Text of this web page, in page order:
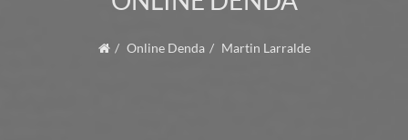
Online Denda Martin Larralde